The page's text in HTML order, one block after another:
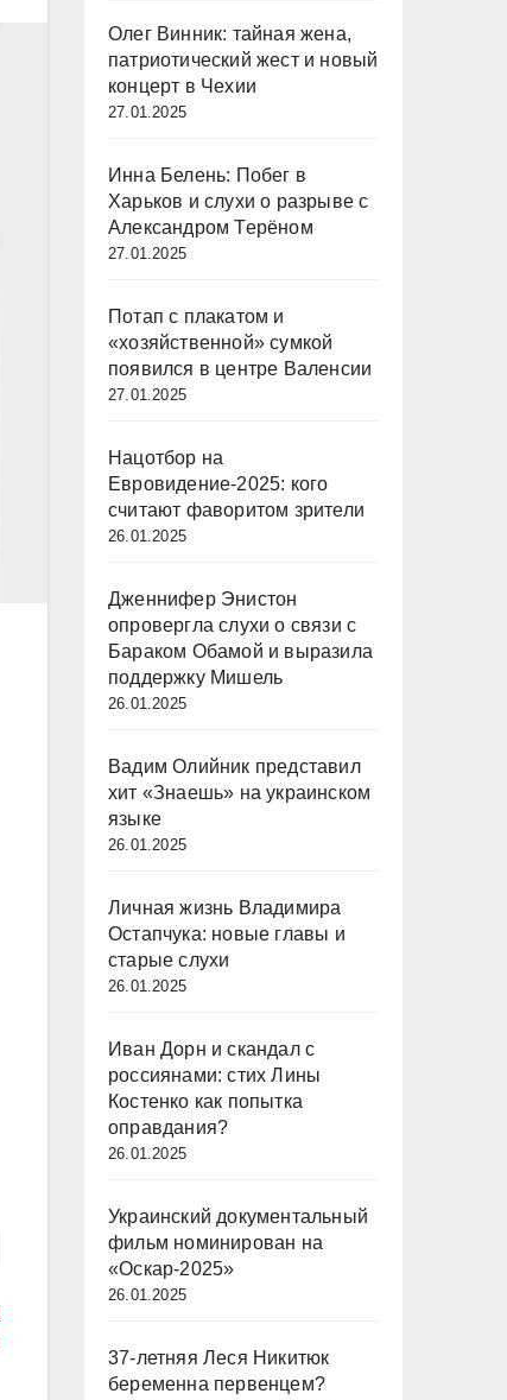
Олег Винник: тайная жена,
патриотический жест и новый
концерт в Чехии
27.01.2025
Инна Белень: Побег в
Харьков и слухи о разрыве с
Александром Терёном
27.01.2025
Потап с плакатом и
«хозяйственной» сумкой
появился в центре Валенсии
27.01.2025
Нацотбор на
Евровидение-2025: кого
считают фаворитом зрители
26.01.2025
Дженнифер Энистон
опровергла слухи о связи с
Бараком Обамой и выразила
поддержку Мишель
26.01.2025
Вадим Олийник представил
хит «Знаешь» на украинском
языке
26.01.2025
Личная жизнь Владимира
Остапчука: новые главы и
старые слухи
26.01.2025
Иван Дорн и скандал с
россиянами: стих Лины
Костенко как попытка
оправдания?
26.01.2025
Украинский документальный
фильм номинирован на
«Оскар-2025»
26.01.2025
37-летняя Леся Никитюк
беременна первенцем?